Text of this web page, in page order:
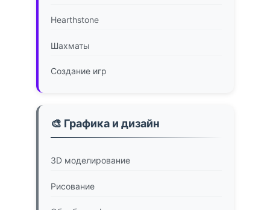
Hearthstone
Шахматы
Создание игр
🎨 Графика и дизайн
3D моделирование
Рисование